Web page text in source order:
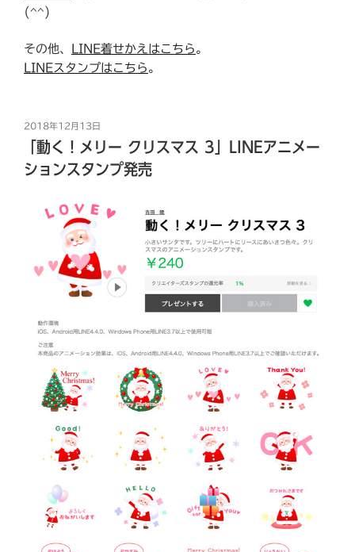
(^^)
その他、 LINE着せかえはこちら 。
LINEスタンプはこちら 。
投
日:
2018年12月13日
「動く！メリー クリスマス 3」LINEアニメー
ションスタンプ発売